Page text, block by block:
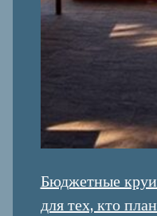
Бюджетные
для тех, кто